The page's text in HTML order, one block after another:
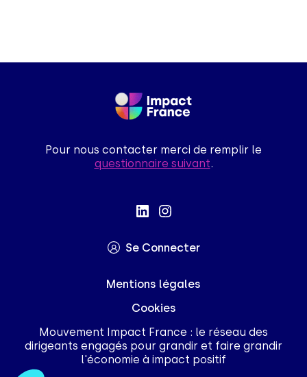
Pour nous contacter merci de remplir le
questionnaire suivant.
Se Connecter
Mentions légales
Cookies
Mouvement Impact France : le réseau des
dirigeants engagés pour grandir et faire grandir
l'économie à impact positif